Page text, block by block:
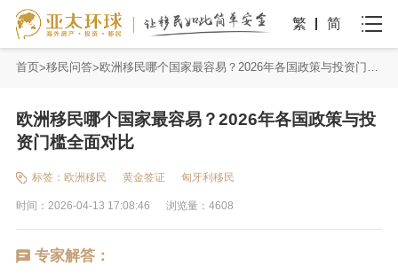
繁 简
首页 移民问答 欧洲移民哪个国家最容易？2026年各国政策与投资门槛全面对比
欧洲移民哪个国家最容易？2026年各国政策与投
资门槛全面对比
标签： 欧洲移民 黄金签证 匈牙利移民
时间：2026-04-13 17:08:46 浏览量：4608
专家解答：